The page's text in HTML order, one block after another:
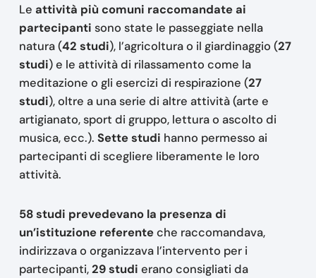
Le attività più comuni raccomandate ai
partecipanti sono state le passeggiate nella
natura (42 studi), l’agricoltura o il giardinaggio (27
studi) e le attività di rilassamento come la
meditazione o gli esercizi di respirazione (27
studi), oltre a una serie di altre attività (arte e
artigianato, sport di gruppo, lettura o ascolto di
musica, ecc.). Sette studi hanno permesso ai
partecipanti di scegliere liberamente le loro
attività.
58 studi prevedevano la presenza di
un’istituzione referenteche raccomandava,
indirizzava o organizzava l’intervento per i
partecipanti,29 studi erano consigliati da